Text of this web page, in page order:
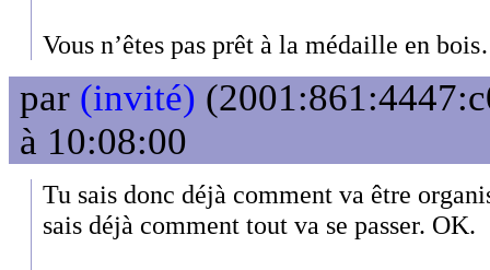
Vous n’êtes pas prêt à la médaille en
par (invité)
à 10:08:00
Tu sais donc déjà comment va être
sais déjà comment tout va se passer. OK.